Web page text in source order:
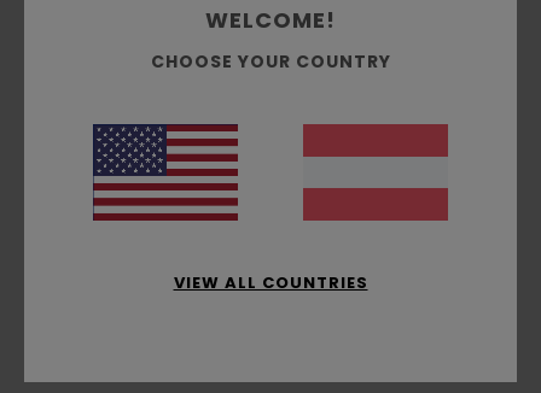
Wasserbasierter Druck
Print vorne und hinten
Zusammensetzung[Hauptstoff] 100 % Bio-
Baumwolle
Versand & Rückversand
ZULETZT ANGESEHENE ARTIKEL
WELCOME!
CHOOSE YOUR COUNTRY
VIEW ALL COUNTRIES